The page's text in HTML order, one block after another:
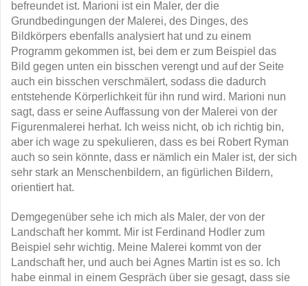
befreundet ist. Marioni ist ein Maler, der die
Grundbedingungen der Malerei, des Dinges, des
Bildkörpers ebenfalls analysiert hat und zu einem
Programm gekommen ist, bei dem er zum Beispiel das
Bild gegen unten ein bisschen verengt und auf der Seite
auch ein bisschen verschmälert, sodass die dadurch
entstehende Körperlichkeit für ihn rund wird. Marioni nun
sagt, dass er seine Auffassung von der Malerei von der
Figurenmalerei herhat. Ich weiss nicht, ob ich richtig bin,
aber ich wage zu spekulieren, dass es bei Robert Ryman
auch so sein könnte, dass er nämlich ein Maler ist, der sich
sehr stark an Menschenbildern, an figürlichen Bildern,
orientiert hat.
Demgegenüber sehe ich mich als Maler, der von der
Landschaft her kommt. Mir ist Ferdinand Hodler zum
Beispiel sehr wichtig. Meine Malerei kommt von der
Landschaft her, und auch bei Agnes Martin ist es so. Ich
habe einmal in einem Gespräch über sie gesagt, dass sie